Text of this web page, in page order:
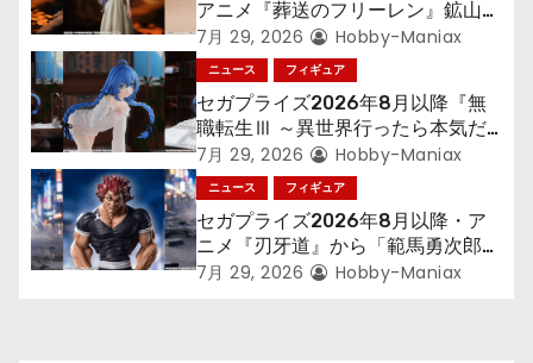
ョ
ン
アニメ『葬送のフリーレン』鉱山で
300年働くことになっっちゃった
「フリーレン」を立体化！
7月 29, 2026 Hobby-Maniax
ニュース フィギュア
セガプライズ2026年8月以降『無
職転生Ⅲ ～異世界行ったら本気だ
す～』から「ロキシー」のフィギュ
アが登場！
7月 29, 2026 Hobby-Maniax
ニュース フィギュア
セガプライズ2026年8月以降・ア
ニメ『刃牙道』から「範馬勇次郎」
が登場ッッ!!
7月 29, 2026 Hobby-Maniax